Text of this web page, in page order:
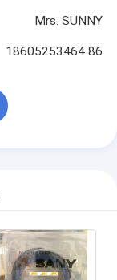
Mrs. SUNNY
86 18605253464